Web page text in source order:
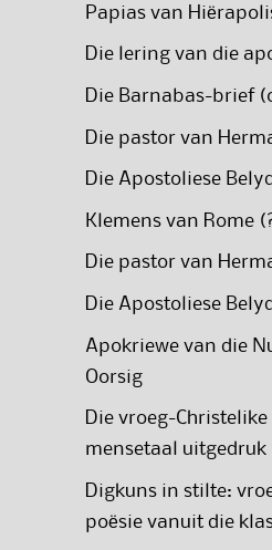
Papias van
Die lering van die
Die Barnabas-brief
Die pastor van
Die Apostoliese
Klemens van Rome
Die pastor van
Die Apostoliese
Apokriewe van die
Oorsig
Die vroeg-
mensetaal uitgedruk
Digkuns in stilte:
poësie vanuit die